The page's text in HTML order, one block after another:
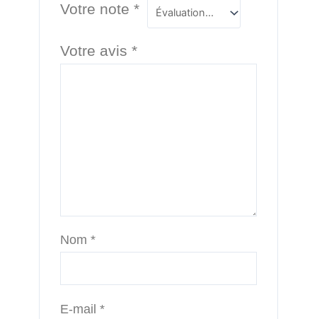
Votre note*
Votre avis*
Nom*
E-mail*